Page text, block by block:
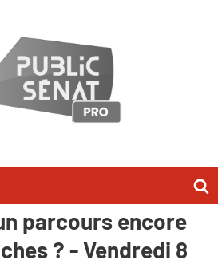
en
parcours encore
? - Vendredi 8